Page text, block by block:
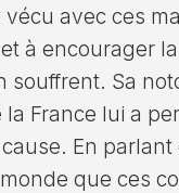
avec ces
à encourager
souffrent. Sa
la France lui a
En
que ces